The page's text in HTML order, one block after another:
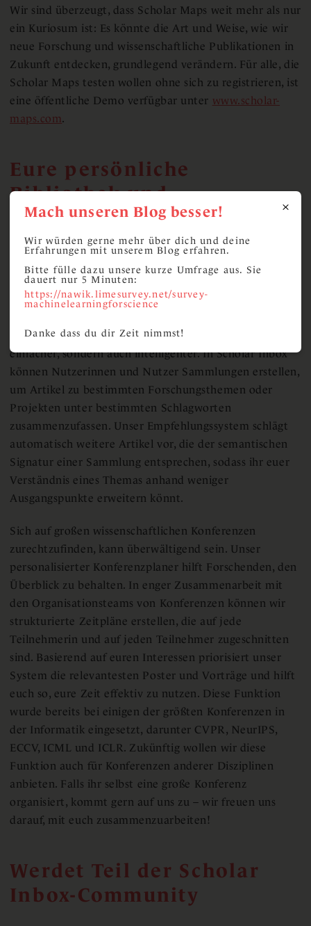
Wir sind überzeugt, dass Scholar Maps weit mehr als nur
ein Kuriosum ist: Es könnte die Art und Weise, wie wir
neue Forschung und wissenschaftliche Publikationen in
Zukunft entdecken, grundlegend verändern. Für alle, die
Scholar Maps testen wollen ohne sich zu registrieren, ist
eine öffentliche Demo verfügbar unter www.scholar-
maps.com.
Eure persönliche
Bibliothek und
Konferenzplaner
Doch das ist noch nicht alles. Damit ihr euch auf eure
Hauptinteressen konzentrieren und den administrativen
Aufwand minimieren könnt, haben wir Scholar Inbox
Literaturrecherche zu organisieren, ist jetzt nicht nur
einfacher, sondern auch intelligenter. In Scholar Inbox
können Nutzerinnen und Nutzer Sammlungen erstellen,
um Artikel zu bestimmten Forschungsthemen oder
Projekten unter bestimmten Schlagworten
zusammenzufassen. Unser Empfehlungssystem schlägt
automatisch weitere Artikel vor, die der semantischen
Signatur einer Sammlung entsprechen, sodass ihr euer
Verständnis eines Themas anhand weniger
Ausgangspunkte erweitern könnt.
Sich auf großen wissenschaftlichen Konferenzen
zurechtzufinden, kann überwältigend sein. Unser
personalisierter Konferenzplaner hilft Forschenden, den
Überblick zu behalten. In enger Zusammenarbeit mit
den Organisationsteams von Konferenzen können wir
strukturierte Zeitpläne erstellen, die auf jede
Teilnehmerin und auf jeden Teilnehmer zugeschnitten
sind. Basierend auf euren Interessen priorisiert unser
System die relevantesten Poster und Vorträge und hilft
euch so, eure Zeit effektiv zu nutzen. Diese Funktion
wurde bereits bei einigen der größten Konferenzen in
der Informatik eingesetzt, darunter CVPR, NeurIPS,
ECCV, ICML und ICLR. Zukünftig wollen wir diese
Funktion auch für Konferenzen anderer Disziplinen
anbieten. Falls ihr selbst eine große Konferenz
organisiert, kommt gern auf uns zu – wir freuen uns
darauf, mit euch zusammenzuarbeiten!
Werdet Teil der Scholar
Inbox-Community
Mach unseren Blog besser!
Wir würden gerne mehr über dich und deine
Erfahrungen mit unserem Blog erfahren.
Bitte fülle dazu unsere kurze Umfrage aus. Sie
dauert nur 5 Minuten:
https://nawik.limesurvey.net/survey-
machinelearningforscience
Danke dass du dir Zeit nimmst!